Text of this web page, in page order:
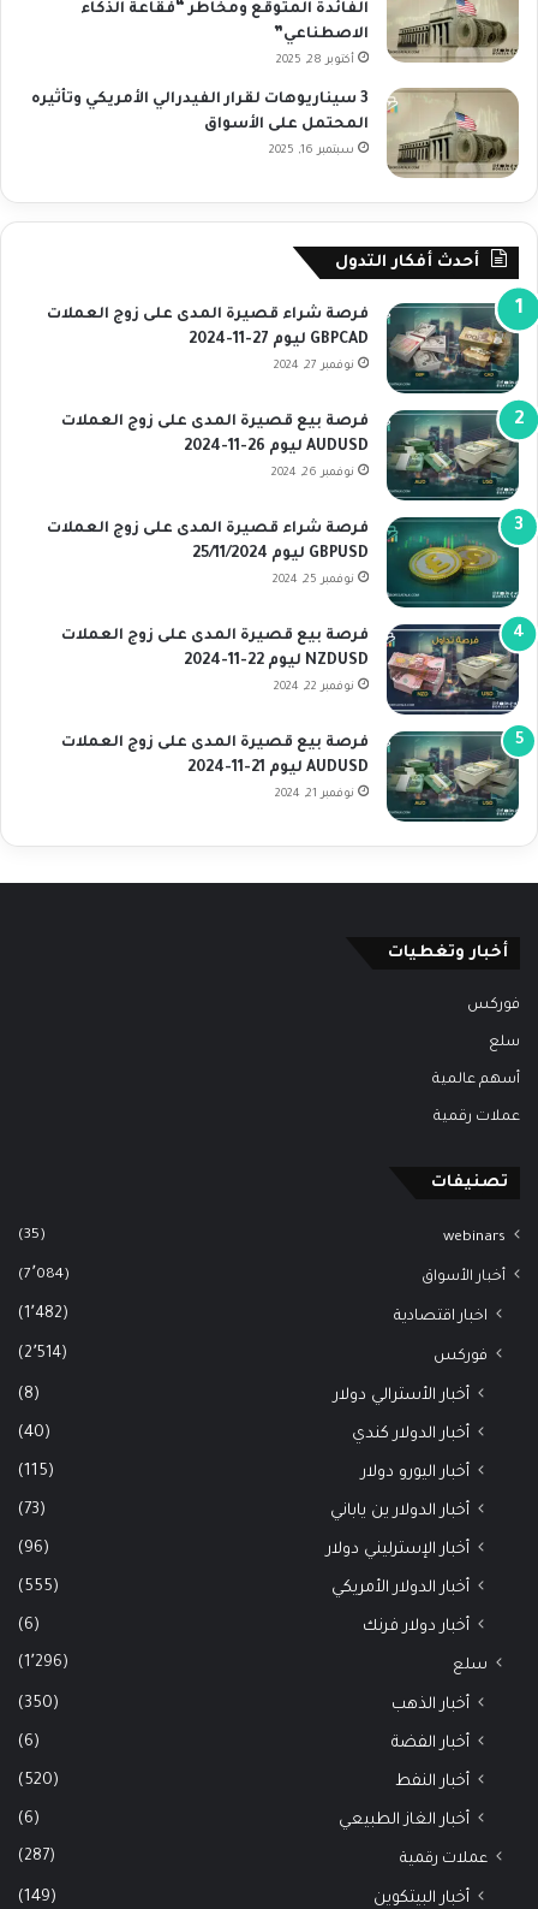
الفائدة المتوقع ومخاطر “فقاعة الذكاء
الاصطناعي”
أكتوبر 28, 2025
3 سيناريوهات لقرار الفيدرالي الأمريكي وتأثيره
المحتمل على الأسواق
سبتمبر 16, 2025
أحدث أفكار التدول
فرصة شراء قصيرة المدى على زوج العملات
GBPCAD ليوم 27-11-2024
نوفمبر 27, 2024
فرصة بيع قصيرة المدى على زوج العملات
AUDUSD ليوم 26-11-2024
نوفمبر 26, 2024
فرصة شراء قصيرة المدى على زوج العملات
GBPUSD ليوم 25/11/2024
نوفمبر 25, 2024
فرصة بيع قصيرة المدى على زوج العملات
NZDUSD ليوم 22-11-2024
نوفمبر 22, 2024
فرصة بيع قصيرة المدى على زوج العملات
AUDUSD ليوم 21-11-2024
نوفمبر 21, 2024
أخبار وتغطيات
فوركس
سلع
أسهم عالمية
عملات رقمية
تصنيفات
webinars
(35)
أخبار الأسواق (7٬084)
اخبار اقتصادية (1٬482)
فوركس (2٬514)
أخبار الأسترالي دولار (8)
أخبار الدولار كندي (40)
أخبار اليورو دولار (115)
أخبار الدولار ين ياباني (73)
أخبار الإسترليني دولار (96)
أخبار الدولار الأمريكي (555)
أخبار دولار فرنك (6)
سلع (1٬296)
أخبار الذهب (350)
أخبار الفضة (6)
أخبار النفط (520)
أخبار الغاز الطبيعي (6)
عملات رقمية (287)
أخبار البيتكوين (149)